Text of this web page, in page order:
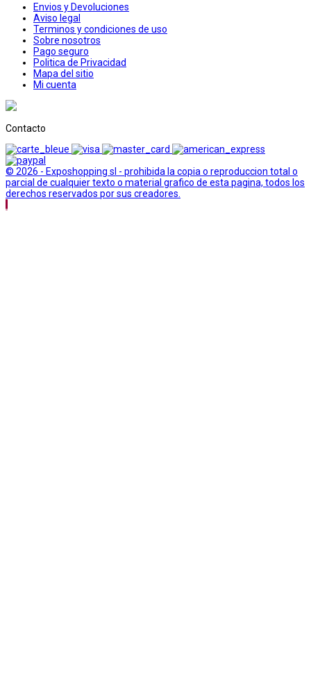
Envios y Devoluciones
Aviso legal
Terminos y condiciones de uso
Sobre nosotros
Pago seguro
Politica de Privacidad
Mapa del sitio
Mi cuenta
Contacto
© 2026 - Exposhopping sl - prohibida la copia o reproduccion total o
parcial de cualquier texto o material grafico de esta pagina, todos los
derechos reservados por sus creadores.